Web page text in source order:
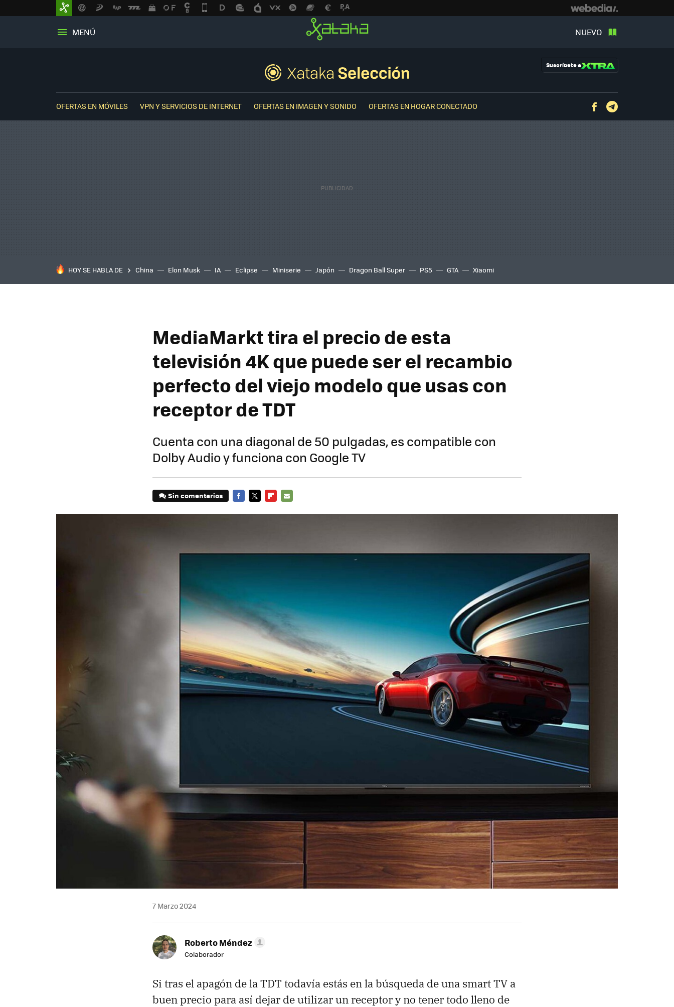
MENÚ NUEVO
Suscríbete a
OFERTAS EN MÓVILES VPN Y SERVICIOS DE INTERNET OFERTAS EN IMAGEN Y SONIDO OFERTAS EN HOGAR CONECTADO Facebook
HOY SE HABLA DE China Elon Musk IA Eclipse Miniserie Japón Dragon Ball Super PS5 GTA Xiaomi
MediaMarkt tira el precio de esta
televisión 4K que puede ser el recambio
perfecto del viejo modelo que usas con
receptor de TDT
Cuenta con una diagonal de 50 pulgadas, es compatible con
Dolby Audio y funciona con Google TV
Sin comentarios
7 Marzo 2024
Roberto Méndez
Colaborador
Si tras el apagón de la TDT todavía estás en la búsqueda de una smart TV a
buen precio para así dejar de utilizar un receptor y no tener todo lleno de